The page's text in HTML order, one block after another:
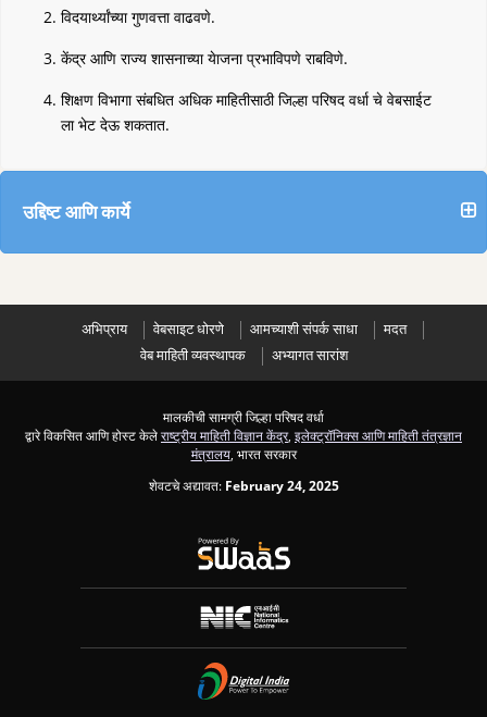
विदयार्थ्यांच्या गुणवत्ता वाढवणे.
केंद्र आणि राज्य शासनाच्या येाजना प्रभाविपणे राबविणे.
शिक्षण विभागा संबधित अधिक माहितीसाठी जिल्हा परिषद वर्धा चे वेबसाईट
ला भेट देऊ शकतात.
उद्दिष्ट आणि कार्ये
अभिप्राय वेबसाइट धोरणे आमच्याशी संपर्क साधा
मदत
वेब माहिती व्यवस्थापक
अभ्यागत सारांश
मालकीची सामग्री जिल्हा परिषद वर्धा
द्वारे विकसित आणि होस्ट केलेराष्ट्रीय माहिती विज्ञान केंद्र, इलेक्ट्रॉनिक्स आणि माहिती तंत्रज्ञान
मंत्रालय, भारत सरकार
शेवटचे अद्यावत: February 24, 2025